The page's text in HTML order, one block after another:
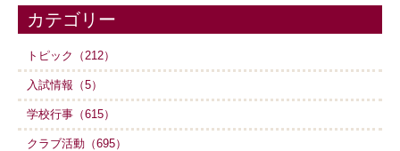
カテゴリー
トピック（212）
入試情報（5）
学校行事（615）
クラブ活動（695）